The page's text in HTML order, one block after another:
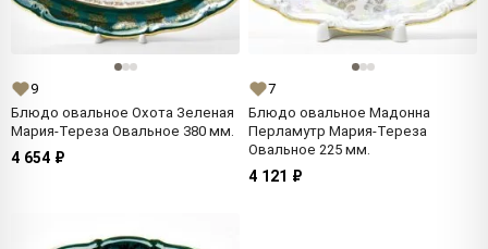
9
Блюдо овальное Охота Зеленая
Мария-Тереза Овальное 380 мм.
4 654 ₽
7
Блюдо овальное Мадонна
Перламутр Мария-Тереза
Овальное 225 мм.
4 121 ₽